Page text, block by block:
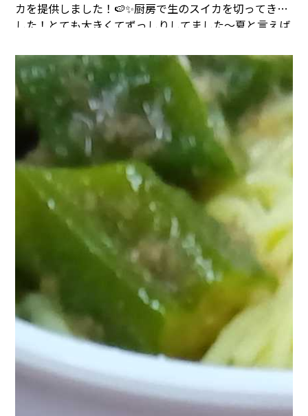
カを提供しました！🍉✨厨房で生のスイカを切ってきま
した！とても大きくてずっしりしてました～夏と言えば
はデザートがスイカとフルーツヨーグルトで、メインも
ボリュームがあってとても豪華でした✨引き続き夏を楽
しんでいただけるようなお食事を提供していきますの
で、よろしくお願いします😊💕